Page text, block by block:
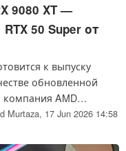
9080 XT —
50 Super от
к выпуску
обновленной
компания AMD
по выпуску новых
RDNA 4,
Murtaza, 17 Jun 2026 14:58